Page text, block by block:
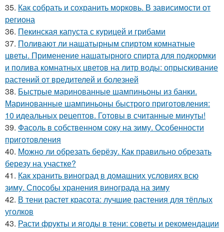
35. Как собрать и сохранить морковь. В зависимости от
региона
36. Пекинская капуста с курицей и грибами
37. Поливают ли нашатырным спиртом комнатные
цветы. Применение нашатырного спирта для подкормки
и полива комнатных цветов на литр воды: опрыскивание
растений от вредителей и болезней
38. Быстрые маринованные шампиньоны из банки.
Маринованные шампиньоны быстрого приготовления:
10 идеальных рецептов. Готовы в считанные минуты!
39. Фасоль в собственном соку на зиму. Особенности
приготовления
40. Можно ли обрезать берёзу. Как правильно обрезать
березу на участке?
41. Как хранить виноград в домашних условиях всю
зиму. Способы хранения винограда на зиму
42. В тени растет красота: лучшие растения для тёплых
уголков
43. Расти фрукты и ягоды в тени: советы и рекомендации